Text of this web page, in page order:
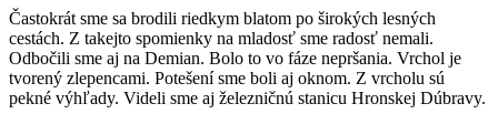
Častokrát sme sa brodili riedkym blatom po širokých lesných
cestách. Z takejto spomienky na mladosť sme radosť nemali.
Odbočili sme aj na Demian. Bolo to vo fáze nepršania. Vrchol je
tvorený zlepencami. Potešení sme boli aj oknom. Z vrcholu sú
pekné výhľady. Videli sme aj železničnú stanicu Hronskej Dúbravy.